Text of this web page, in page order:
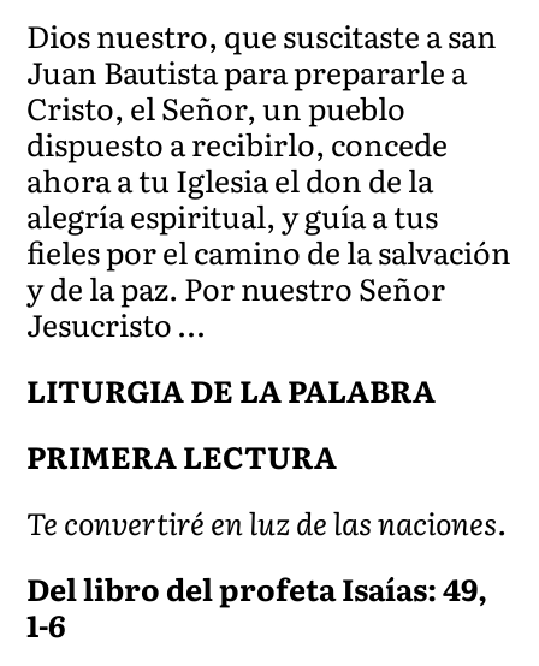
Dios nuestro, que suscitaste a san
Juan Bautista para prepararle a
Cristo, el Señor, un pueblo
dispuesto a recibirlo, concede
ahora a tu Iglesia el don de la
alegría espiritual, y guía a tus
fieles por el camino de la salvación
y de la paz. Por nuestro Señor
Jesucristo …
LITURGIA DE LA PALABRA
PRIMERA LECTURA
Te convertiré en luz de las naciones.
Del libro del profeta Isaías: 49,
1-6